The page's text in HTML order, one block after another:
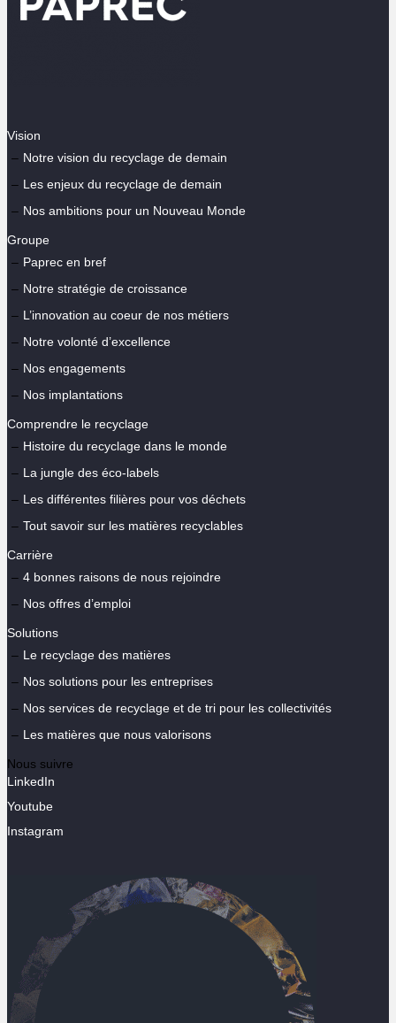
Vision
Notre vision du recyclage de demain
Les enjeux du recyclage de demain
Nos ambitions pour un Nouveau Monde
Groupe
Paprec en bref
Notre stratégie de croissance
L’innovation au coeur de nos métiers
Notre volonté d’excellence
Nos engagements
Nos implantations
Comprendre le recyclage
Histoire du recyclage dans le monde
La jungle des éco-labels
Les différentes filières pour vos déchets
Tout savoir sur les matières recyclables
Carrière
4 bonnes raisons de nous rejoindre
Nos offres d’emploi
Solutions
Le recyclage des matières
Nos solutions pour les entreprises
Nos services de recyclage et de tri pour les collectivités
Les matières que nous valorisons
Nous suivre
LinkedIn
Youtube
Instagram